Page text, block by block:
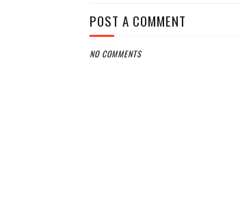
POST A COMMENT
NO COMMENTS